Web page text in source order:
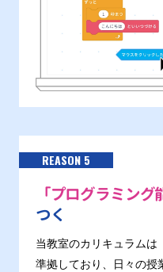
REASON 5
「プログラミン
つく
当教室のカリキュラムは
準拠しており、日々の授